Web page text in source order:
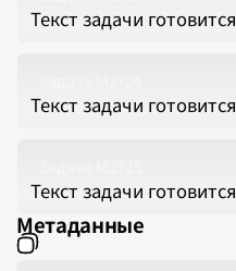
Текст задачи готовится
Текст задачи готовится
Текст задачи готовится
Метаданные